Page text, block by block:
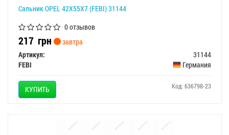
Сальник OPEL 42X55X7 (FEBI) 31144
0 отзывов
217 грн
завтра
Артикул:
31144
FEBI
Германия
КУПИТЬ Код: 636798-23